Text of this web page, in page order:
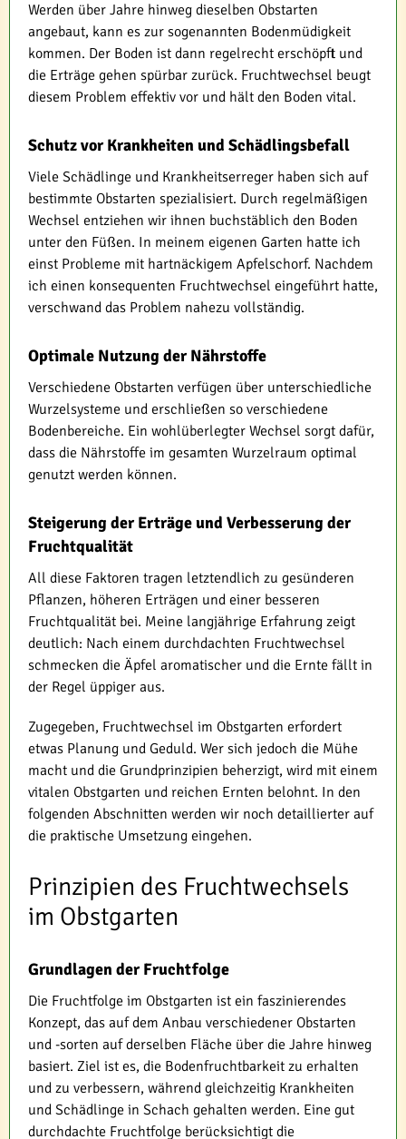
Werden über Jahre hinweg dieselben Obstarten
angebaut, kann es zur sogenannten Bodenmüdigkeit
kommen. Der Boden ist dann regelrecht erschöpft und
die Erträge gehen spürbar zurück. Fruchtwechsel beugt
diesem Problem effektiv vor und hält den Boden vital.
Schutz vor Krankheiten und Schädlingsbefall
Viele Schädlinge und Krankheitserreger haben sich auf
bestimmte Obstarten spezialisiert. Durch regelmäßigen
Wechsel entziehen wir ihnen buchstäblich den Boden
unter den Füßen. In meinem eigenen Garten hatte ich
einst Probleme mit hartnäckigem Apfelschorf. Nachdem
ich einen konsequenten Fruchtwechsel eingeführt hatte,
verschwand das Problem nahezu vollständig.
Optimale Nutzung der Nährstoffe
Verschiedene Obstarten verfügen über unterschiedliche
Wurzelsysteme und erschließen so verschiedene
Bodenbereiche. Ein wohlüberlegter Wechsel sorgt dafür,
dass die Nährstoffe im gesamten Wurzelraum optimal
genutzt werden können.
Steigerung der Erträge und Verbesserung der
Fruchtqualität
All diese Faktoren tragen letztendlich zu gesünderen
Pflanzen, höheren Erträgen und einer besseren
Fruchtqualität bei. Meine langjährige Erfahrung zeigt
deutlich: Nach einem durchdachten Fruchtwechsel
schmecken die Äpfel aromatischer und die Ernte fällt in
der Regel üppiger aus.
Zugegeben, Fruchtwechsel im Obstgarten erfordert
etwas Planung und Geduld. Wer sich jedoch die Mühe
macht und die Grundprinzipien beherzigt, wird mit einem
vitalen Obstgarten und reichen Ernten belohnt. In den
folgenden Abschnitten werden wir noch detaillierter auf
die praktische Umsetzung eingehen.
Prinzipien des Fruchtwechsels
im Obstgarten
Grundlagen der Fruchtfolge
Die Fruchtfolge im Obstgarten ist ein faszinierendes
Konzept, das auf dem Anbau verschiedener Obstarten
und -sorten auf derselben Fläche über die Jahre hinweg
basiert. Ziel ist es, die Bodenfruchtbarkeit zu erhalten
und zu verbessern, während gleichzeitig Krankheiten
und Schädlinge in Schach gehalten werden. Eine gut
durchdachte Fruchtfolge berücksichtigt die